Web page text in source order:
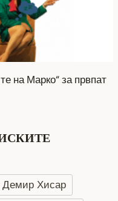
на Марко“ за првпат
Хисар